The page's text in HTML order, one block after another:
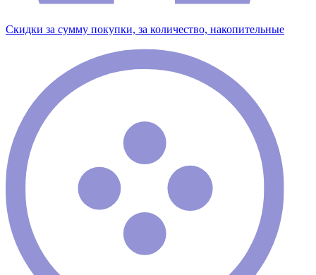
Скидки за сумму покупки, за количество, накопительные